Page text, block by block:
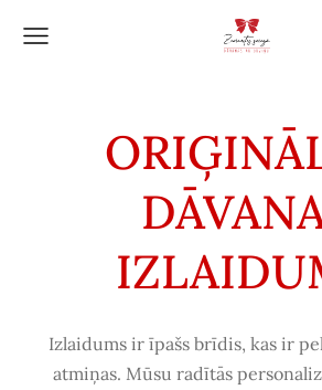
Izlaidums ir īpašs brīdis, kas ir
atmiņas. Mūsu radītās